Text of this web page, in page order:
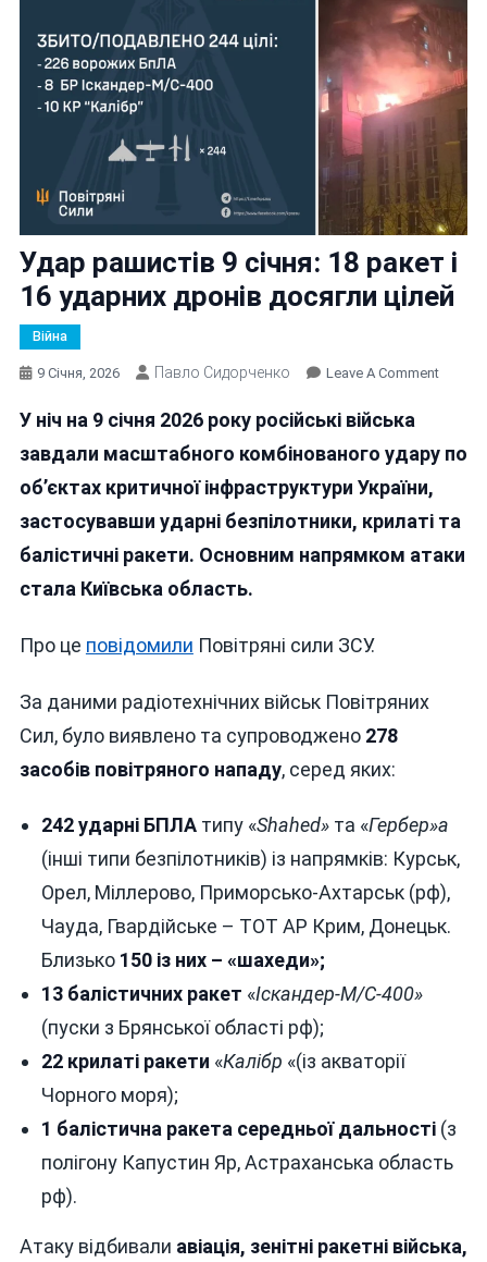
Удар рашистів 9 січня: 18 ракет і
16 ударних дронів досягли цілей
Війна
9 Січня, 2026 Павло Сидорченко Leave A CommentOn
9
Ракет
І
У ніч на 9 січня 2026 року російські війська
завдали масштабного комбінованого удару по
об’єктах критичної інфраструктури України,
застосувавши ударні безпілотники, крилаті та
балістичні ракети. Основним напрямком атаки
стала Київська область.
Про це повідомили Повітряні сили ЗСУ.
За даними радіотехнічних військ Повітряних
Сил, було виявлено та супроводжено 278
засобів повітряного нападу, серед яких:
242 ударні БПЛАтипу «Shahed»та «Гербер»а
(інші типи безпілотників) із напрямків: Курськ,
Орел, Міллерово, Приморсько-Ахтарськ (рф),
Чауда, Гвардійське – ТОТ АР Крим, Донецьк.
Близько 150 із них – «шахеди»;
13 балістичних ракет «Іскандер-М/С-400»
(пуски з Брянської області рф);
22 крилаті ракети «Калібр «(із акваторії
Чорного моря);
1 балістична ракета середньої дальності(з
полігону Капустин Яр, Астраханська область
рф).
Атаку відбивали авіація, зенітні ракетні війська,